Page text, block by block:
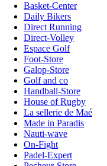
Basket-Center
Daily Bikers
Direct Running
Direct-Volley
Espace Golf
Foot-Store
Galop-Store
Golf and co
Handball-Store
House of Rugby
La sellerie de Maé
Made in Paradis
Nauti-wave
On-Fight
Padel-Expert